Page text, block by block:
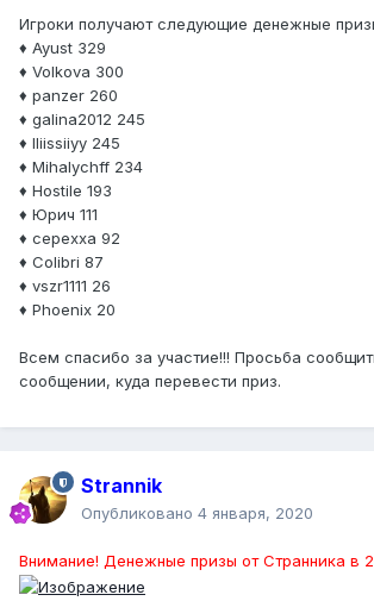
Игроки получают следующие денежные
♦ Ayust 329
♦ Volkova 300
♦ panzer 260
♦ galina2012 245
♦ lliissiiyy 245
♦ Mihalychff 234
♦ Hostile 193
♦ Юрич 111
♦ cepexxa 92
♦ Colibri 87
♦ vszr1111 26
♦ Phoenix 20
Всем спасибо за участие!!! Просьба
сообщении, куда перевести приз.
Strannik
Опубликовано 4 января, 2020
Внимание! Денежные призы от Странника в